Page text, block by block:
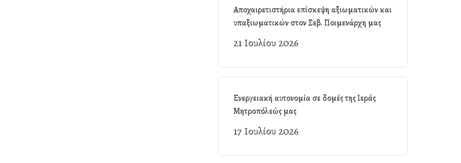
Αποχαιρετιστήρια επίσκεψη αξιωματικών και
υπαξιωματικών στον Σεβ. Ποιμενάρχη μας
21 Ιουλίου 2026
Ενεργειακή αυτονομία σε δομές της Ιεράς
Μητροπόλεώς μας
17 Ιουλίου 2026